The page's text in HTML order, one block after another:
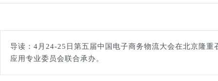
导读：4月24-25日第五届中国电子商务物流大会在北京隆
应用专业委员会联合承办。